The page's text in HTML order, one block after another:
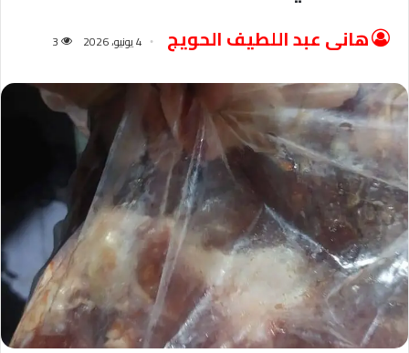
هانى عبد اللطيف الحويج 4 يونيو، 2026 3